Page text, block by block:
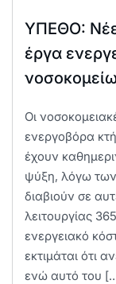
ΥΠΕΘΟ:
έργα
Οι
ενεργοβόρα
έχουν
ψύξη, λόγω
διαβιούν σε
λειτουργίας
ενεργειακό
εκτιμάται ότι
ενώ αυτό του